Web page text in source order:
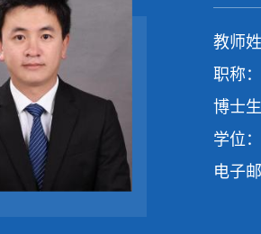
教师
职称
博士
学位
电子